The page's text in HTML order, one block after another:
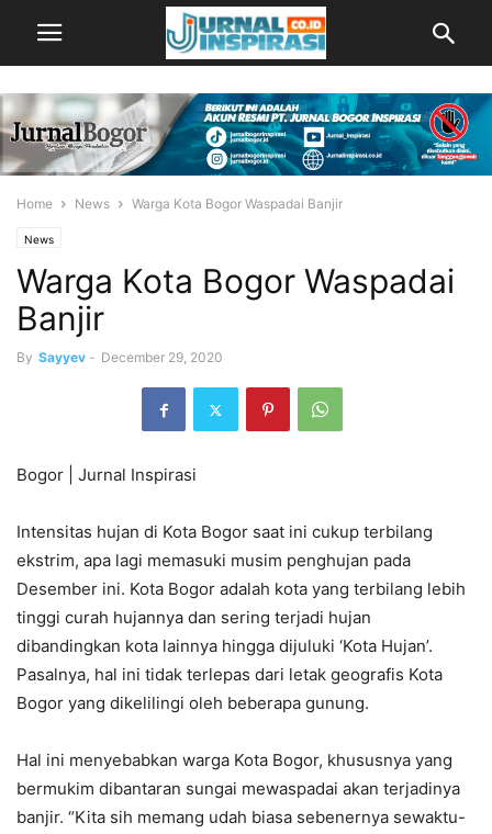
Home News Warga Kota Bogor Waspadai Banjir
News
Warga Kota Bogor Waspadai
Banjir
By Sayyev - December 29, 2020
Bogor | Jurnal Inspirasi
Intensitas hujan di Kota Bogor saat ini cukup terbilang
ekstrim, apa lagi memasuki musim penghujan pada
Desember ini. Kota Bogor adalah kota yang terbilang lebih
tinggi curah hujannya dan sering terjadi hujan
dibandingkan kota lainnya hingga dijuluki ‘Kota Hujan’.
Pasalnya, hal ini tidak terlepas dari letak geografis Kota
Bogor yang dikelilingi oleh beberapa gunung.
Hal ini menyebabkan warga Kota Bogor, khususnya yang
bermukim dibantaran sungai mewaspadai akan terjadinya
banjir. “Kita sih memang udah biasa sebenernya sewaktu-